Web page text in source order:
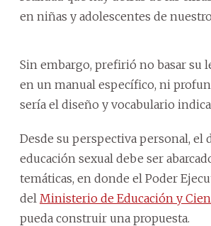
en niñas y adolescentes de
Sin embargo, prefirió no basar su
en un manual específico, ni
sería el diseño y vocabulario
Desde su perspectiva personal, el
educación sexual debe ser
temáticas, en donde el Poder
del Ministerio de Educación y
pueda construir una propuesta.